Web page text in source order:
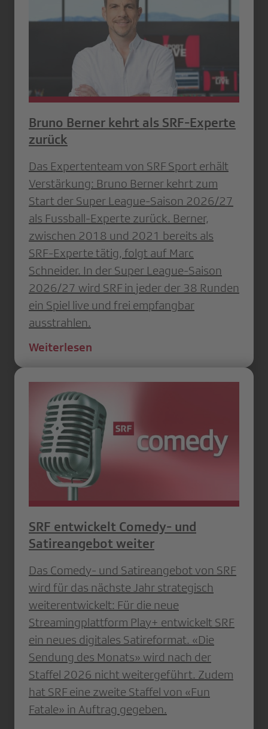
Bruno Berner kehrt als SRF-Experte
zurück
Das Expertenteam von SRF Sport erhält
Verstärkung: Bruno Berner kehrt zum
Start der Super League-Saison 2026/27
als Fussball-Experte zurück. Berner,
zwischen 2018 und 2021 bereits als
SRF-Experte tätig, folgt auf Marc
Schneider. In der Super League-Saison
2026/27 wird SRF in jeder der 38 Runden
ein Spiel live und frei empfangbar
ausstrahlen.
Weiterlesen
SRF entwickelt Comedy- und
Satireangebot weiter
Das Comedy- und Satireangebot von SRF
wird für das nächste Jahr strategisch
weiterentwickelt: Für die neue
Streamingplattform Play+ entwickelt SRF
ein neues digitales Satireformat. «Die
Sendung des Monats» wird nach der
Staffel 2026 nicht weitergeführt. Zudem
hat SRF eine zweite Staffel von «Fun
Fatale» in Auftrag gegeben.